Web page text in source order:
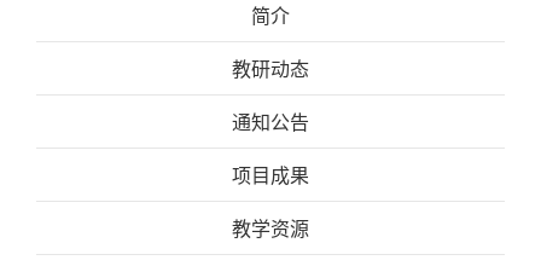
简介
教研动态
通知公告
项目成果
教学资源